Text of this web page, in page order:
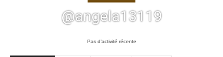
@angela13119
Pas d’activité récente